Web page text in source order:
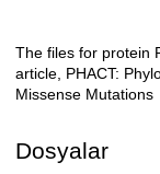
Açıklama
The files for protein
article, PHACT:
Missense Mutations
Dosyalar